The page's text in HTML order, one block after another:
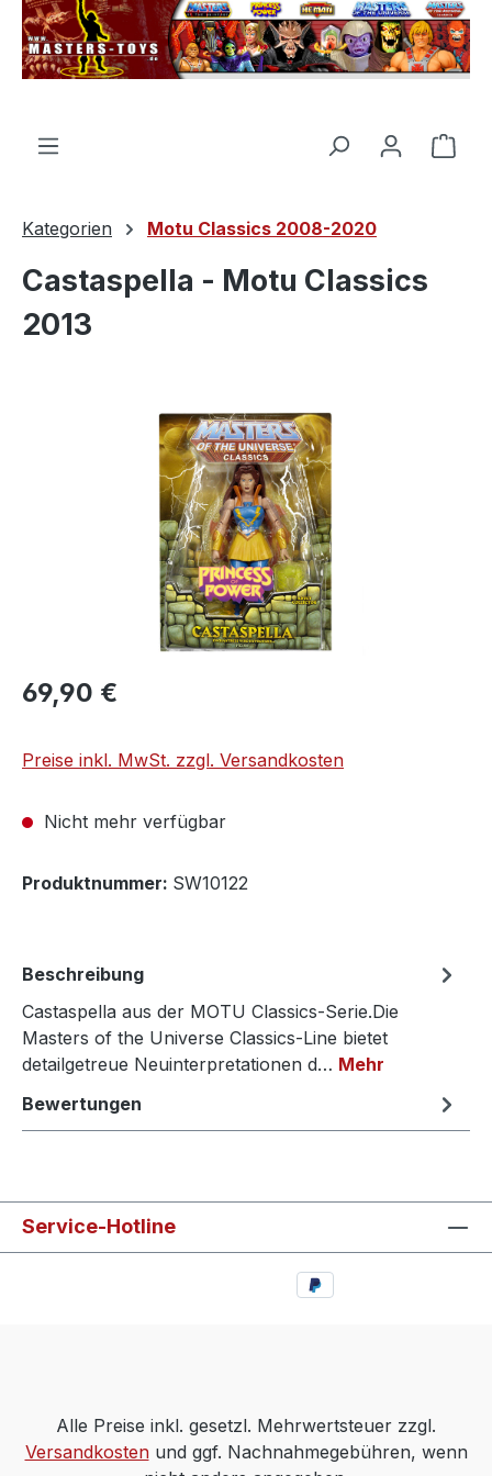
springen
Kategorien Motu Classics 2008-2020
Castaspella - Motu Classics
2013
Bildergalerie überspringen
69,90 €
Preise inkl. MwSt. zzgl. Versandkosten
Nicht mehr verfügbar
Produktnummer: SW10122
Beschreibung
Castaspella aus der MOTU Classics-Serie.Die
Masters of the Universe Classics-Line bietet
detailgetreue Neuinterpretationen d… Mehr
Bewertungen
Service-Hotline
Alle Preise inkl. gesetzl. Mehrwertsteuer zzgl.
Versandkostenund ggf. Nachnahmegebühren, wenn